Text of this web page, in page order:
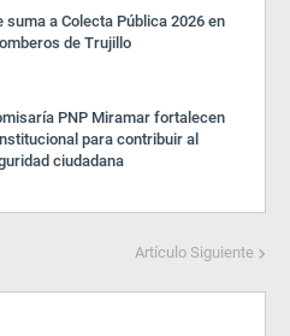
suma a Colecta Pública 2026 en
de Trujillo
PNP Miramar fortalecen
para contribuir al
ciudadana
Artículo Siguiente